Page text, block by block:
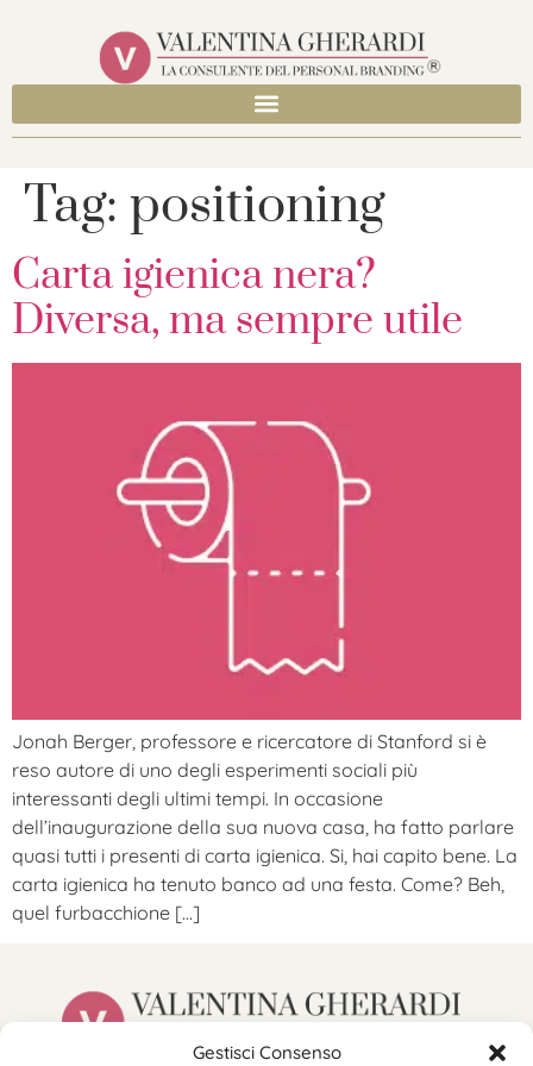
Gestisci Consenso
Tag: positioning
Carta igienica nera?
Diversa, ma sempre utile
Jonah Berger, professore e ricercatore di Stanford si è
reso autore di uno degli esperimenti sociali più
interessanti degli ultimi tempi. In occasione
dell’inaugurazione della sua nuova casa, ha fatto parlare
quasi tutti i presenti di carta igienica. Si, hai capito bene. La
carta igienica ha tenuto banco ad una festa. Come? Beh,
quel furbacchione […]